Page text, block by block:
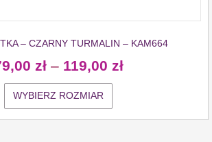
– CZARNY TURMALIN – KAM664
zł – 119,00 zł
WYBIERZ ROZMIAR